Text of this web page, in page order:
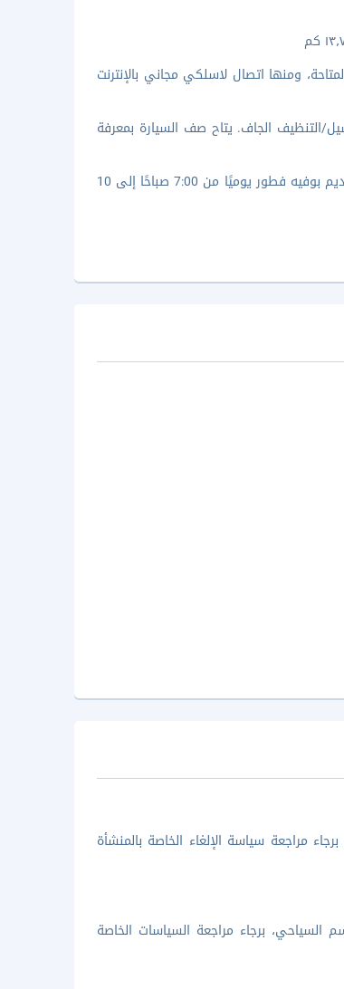
ومنها اتصال لاسلكي مجاني بالإنترنت
التنظيف الجاف. يتاح صف السيارة بمعرفة
تمتّع بتناول وجبة رائعة في المطعم الواقع في دايوا روينيت هوتل طوكيو أوساكي. يتم تقديم بوفيه فطور يوميًا من 7:00 صباحًا إلى 10
مراجعة سياسة الإلغاء الخاصة بالمنشأة
برجاء مراجعة السياسات الخاصة